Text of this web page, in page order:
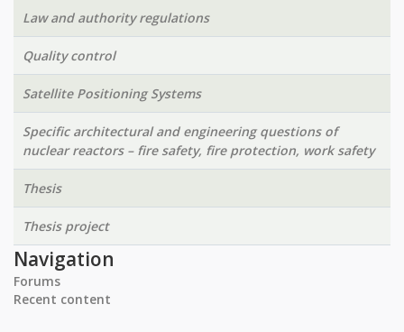
Law and authority regulations
Quality control
Satellite Positioning Systems
Specific architectural and engineering questions of
nuclear reactors – fire safety, fire protection, work safety
Thesis
Thesis project
Navigation
Forums
Recent content